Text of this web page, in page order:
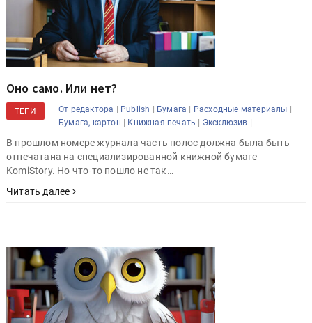
Оно само. Или нет?
ТЕГИ От редактора | Publish | Бумага | Расходные материалы |
Бумага, картон | Книжная печать | Эксклюзив |
В прошлом номере журнала часть полос должна была быть
отпечатана на специализированной книжной бумаге
KomiStory. Но что-то пошло не так…
Читать далее